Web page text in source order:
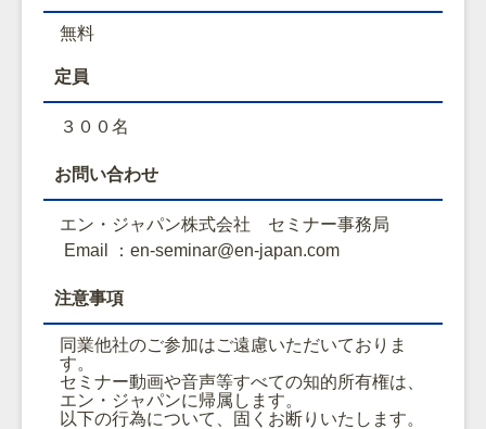
無料
定員
３００名
お問い合わせ
エン・ジャパン株式会社 セミナー事務局
Email ：en-seminar@en-japan.com
注意事項
同業他社のご参加はご遠慮いただいておりま
す。
セミナー動画や音声等すべての知的所有権は、
エン・ジャパンに帰属します。
以下の行為について、固くお断りいたします。